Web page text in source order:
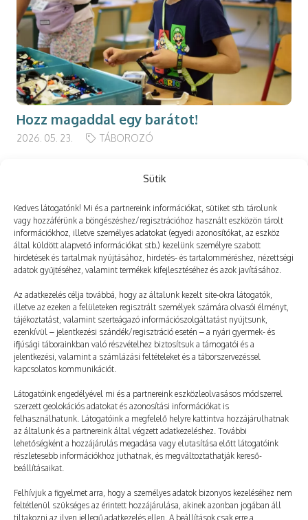
Sütik
Kedves látogatónk! Mi és a partnereink információkat, sütiket stb. tárolunk
vagy hozzáférünk a böngészéshez/regisztrációhoz használt eszközön tárolt
információkhoz, illetve személyes adatokat (egyedi azonosítókat, az eszköz
által küldött alapvető információkat stb.) kezelünk személyre szabott
hirdetések és tartalmak nyújtásához, hirdetés- és tartalomméréshez, nézettségi
adatok gyűjtéséhez, valamint termékek kifejlesztéséhez és azok javításához.
Az adatkezelés célja továbbá, hogy az általunk kezelt site-okra látogatók,
illetve az ezeken a felületeken regisztrált személyek számára olvasói élményt,
tájékoztatást, valamint szerteágazó információszolgáltatást nyújtsunk,
ezenkívül – jelentkezési szándék/regisztráció esetén – a nyári gyermek- és
ifjúsági táborainkban való részvételhez biztosítsuk a támogatói és a
jelentkezési, valamint a számlázási feltételeket és a táborszervezéssel
kapcsolatos kommunikációt.
Látogatóink engedélyével mi és a partnereink eszközleolvasásos módszerrel
szerzett geolokációs adatokat és azonosítási információkat is
felhasználhatunk. Látogatóink a megfelelő helyre kattintva hozzájárulhatnak
az általunk és a partnereink által végzett adatkezeléshez. További
lehetőségként a hozzájárulás megadása vagy elutasítása előtt látogatóink
részletesebb információkhoz juthatnak, és megváltoztathatják kereső-
beállításaikat.
Felhívjuk a figyelmet arra, hogy a személyes adatok bizonyos kezeléséhez nem
feltétlenül szükséges az érintett hozzájárulása, akinek azonban jogában áll
tiltakozni az ilyen jellegű adatkezelés ellen. A beállítások csak erre a
Hozz magaddal egy barátot!
2026. 05. 23. TÁBOROZÓ
Még több
Valahogy csak lesz
2026. 06. 19.